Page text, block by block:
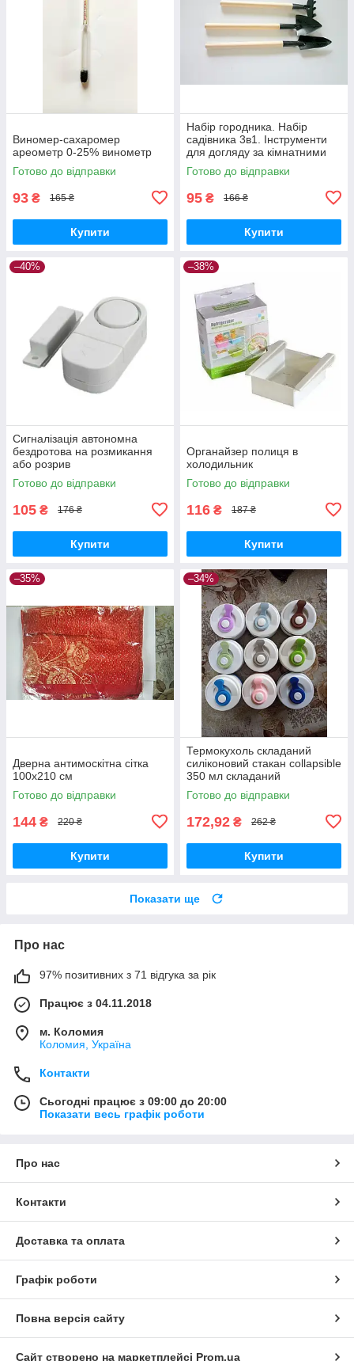
Виномер-сахаромер
ареометр 0-25% винометр
Готово до відправки
93 ₴ 165 ₴
Купити
Набір городника. Набір
садівника 3в1. Інструменти
для догляду за кімнатними
рослинами
Готово до відправки
95 ₴ 166 ₴
Купити
–40%
Сигналізація автономна
бездротова на розмикання
або розрив
Готово до відправки
105 ₴ 176 ₴
Купити
–38%
Органайзер полиця в
холодильник
Готово до відправки
116 ₴ 187 ₴
Купити
–35%
Дверна антимоскітна сітка
100х210 см
Готово до відправки
144 ₴ 220 ₴
Купити
–34%
Термокухоль складаний
силіконовий стакан collapsible
350 мл складаний
Готово до відправки
172,92 ₴ 262 ₴
Купити
Показати ще
Про нас
97% позитивних з 71 відгука за рік
Працює з 04.11.2018
м. Коломия
Коломия, Україна
Контакти
Сьогодні працює з 09:00 до 20:00
Показати весь графік роботи
Про нас
Контакти
Доставка та оплата
Графік роботи
Повна версія сайту
Сайт створено на маркетплейсі Prom.ua